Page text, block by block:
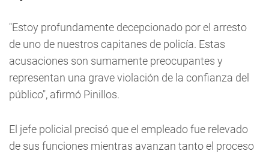
"Estoy profundamente decepcionado por el arresto
de uno de nuestros capitanes de policía. Estas
acusaciones son sumamente preocupantes y
representan una grave violación de la confianza del
público", afirmó Pinillos.
El jefe policial precisó que el empleado fue relevado
de sus funciones mientras avanzan tanto el proceso